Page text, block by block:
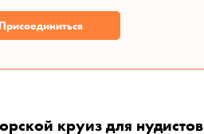
Присоединиться
круиз для нудистов